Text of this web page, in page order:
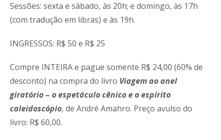
Sessões: sexta e sábado, às 20h; e domingo, às 17h
(com tradução em libras) e às 19h.
INGRESSOS: R$ 50 e R$ 25
Compre INTEIRA e pague somente R$ 24,00 (60% de
desconto) na compra do livro Viagem ao anel
giratório – o espetáculo cênico e o espírito
caleidoscópio, de André Amahro. Preço avulso do
livro: R$ 60,00.